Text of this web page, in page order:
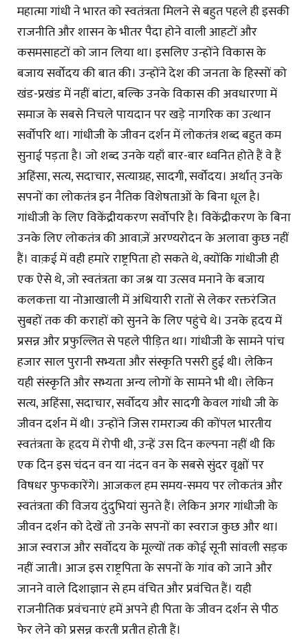
महात्मा गांधी ने भारत को स्वतंत्रता मिलने से बहुत पहले ही इसकी
राजनीति और शासन के भीतर पैदा होने वाली आहटों और
कसमसाहटों को जान लिया था। इसलिए उन्होंने विकास के
बजाय सर्वाेदय की बात की। उन्होंने देश की जनता के हिस्सों को
खंड-प्रखंड में नहीं बांटा, बल्कि उनके विकास की अवधारणा में
समाज के सबसे निचले पायदान पर खड़े नागरिक का उत्थान
सर्वाेपरि था। गांधीजी के जीवन दर्शन में लोकतंत्र शब्द बहुत कम
सुनाई पड़ता है। जो शब्द उनके यहाँ बार-बार ध्वनित होते हैं वे हैं
अहिंसा, सत्य, सदाचार, सत्याग्रह, सादगी, सर्वाेदय। अर्थात् उनके
सपनों का लोकतंत्र इन नैतिक विशेषताओं के बिना धूल है।
गांधीजी के लिए विकेंद्रीयकरण सर्वाेपरि है। विकेंद्रीकरण के बिना
उनके लिए लोकतंत्र की आवाज़ें अरण्यरोदन के अलावा कुछ नहीं
हैं। वाक़ई में वही हमारे राष्ट्रपिता हो सकते थे, क्योंकि गांधीजी ही
एक ऐसे थे, जो स्वतंत्रता का जश्न या उत्सव मनाने के बजाय
कलकत्ता या नोआखाली में अंधियारी रातों से लेकर रक्तरंजित
सुबहों तक की कराहों को सुनने के लिए पहुंचे थे। उनके हृदय में
प्रसन्न और प्रफुल्लित से पहले पीड़ित था। गांधीजी के सामने पांच
हजार साल पुरानी सभ्यता और संस्कृति पसरी हुई थी। लेकिन
यही संस्कृति और सभ्यता अन्य लोगों के सामने भी थी। लेकिन
सत्य, अहिंसा, सदाचार, सर्वोदय और सादगी केवल गांधी जी के
जीवन दर्शन में थी। उन्होंने जिस रामराज्य की कोंपल भारतीय
स्वतंत्रता के हृदय में रोपी थी, उन्हें उस दिन कल्पना नहीं थी कि
एक दिन इस चंदन वन या नंदन वन के सबसे सुंदर वृक्षों पर
विषधर फुफकारेंगे। आजकल हम समय-समय पर लोकतंत्र और
स्वतंत्रता की विजय दुंदुभियां सुनते हैं। लेकिन अगर गांधीजी के
जीवन दर्शन को देखें तो उनके सपनों का स्वराज कुछ और था।
आज स्वराज और सर्वाेदय के मूल्यों तक कोई सूनी सांवली सड़क
नहीं जाती। आज इस राष्ट्रपिता के सपनों के गांव को जाने और
जानने वाले दिशाज्ञान से हम वंचित और प्रवंचित हैं। यही
राजनीतिक प्रवंचनाएं हमें अपने ही पिता के जीवन दर्शन से पीठ
फेर लेने को प्रसन्न करती प्रतीत होती हैं।